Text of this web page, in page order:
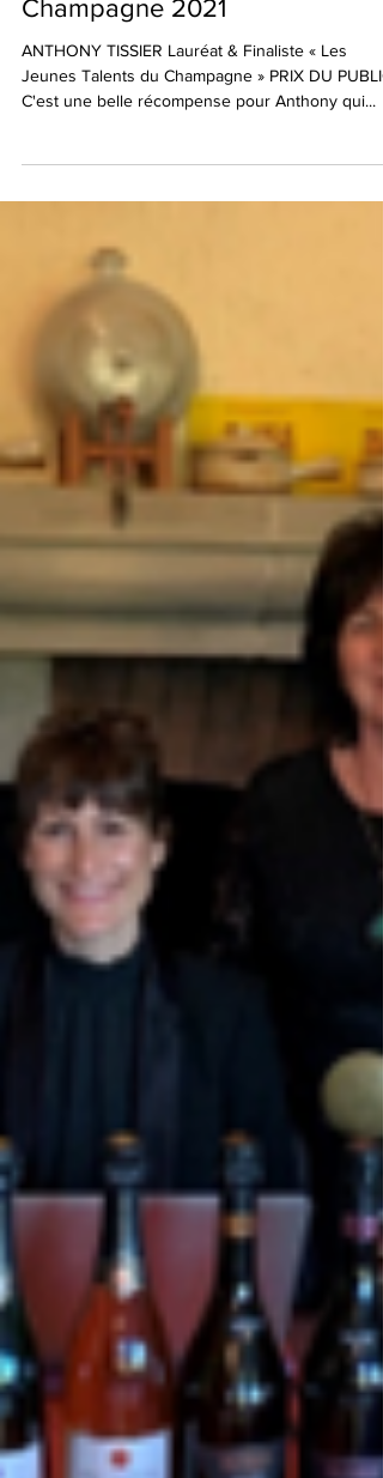
Les Jeunes Talents du
Champagne 2021
ANTHONY TISSIER Lauréat & Finaliste « Les